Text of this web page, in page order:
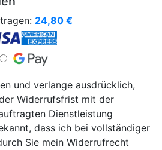
24,80 €
und verlange ausdrücklich,
Widerrufsfrist mit der
Dienstleistung
dass ich bei vollständiger
Sie mein Widerrufrecht